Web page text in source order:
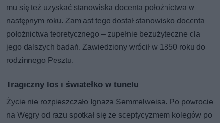
mu się też uzyskać stanowiska docenta położnictwa w
następnym roku. Zamiast tego dostał stanowisko docenta
położnictwa teoretycznego – zupełnie bezużyteczne dla
jego dalszych badań. Zawiedziony wrócił w 1850 roku do
rodzinnego Pesztu.
Tragiczny los i światełko w tunelu
Życie nie rozpieszczało Ignaza Semmelweisa. Po powrocie
na Węgry od razu spotkał się ze sceptycyzmem kolegów po